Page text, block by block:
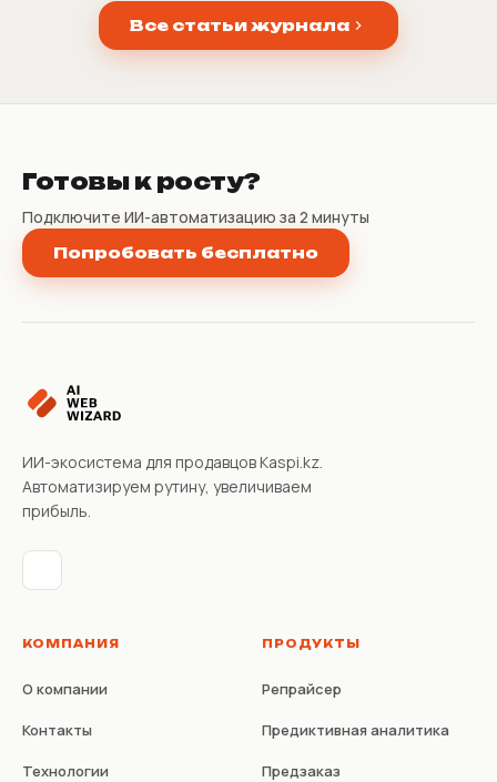
Все статьи журнала
Готовы к росту?
Подключите ИИ-автоматизацию за 2 минуты
Попробовать бесплатно
ИИ-экосистема для продавцов Kaspi.kz.
Автоматизируем рутину, увеличиваем
прибыль.
КОМПАНИЯ
О компании
Контакты
Технологии
ПРОДУКТЫ
Репрайсер
Предиктивная аналитика
Предзаказ